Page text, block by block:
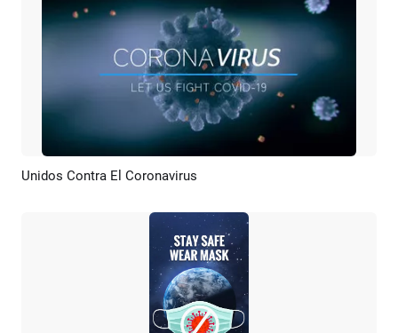
Previsualizar
Unidos Contra El Coronavirus